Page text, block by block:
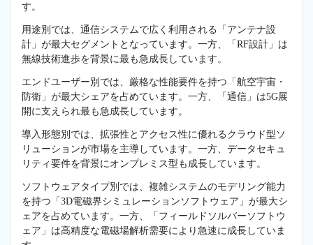
す。
用途別では、通信システムで広く利用される「アンテナ設
計」が最大セグメントとなっています。一方、「RF設計」は
無線技術進歩を背景に最も急成長しています。
エンドユーザー別では、厳格な性能要件を持つ「航空宇宙・
防衛」が最大シェアを占めています。一方、「通信」は5G展
開に支えられ最も急成長しています。
導入形態別では、拡張性とアクセス性に優れるクラウド型ソ
リューションが市場を主導しています。一方、データセキュ
リティ要件を背景にオンプレミス型も成長しています。
ソフトウェアタイプ別では、複雑システムのモデリング能力
を持つ「3D電磁界シミュレーションソフトウェア」が最大シ
ェアを占めています。一方、「フィールドソルバーソフトウ
ェア」は高精度な電磁場解析需要により急速に成長していま